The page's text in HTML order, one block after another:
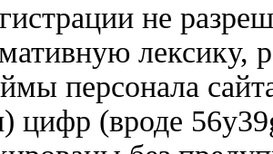
не
лексику,
персонала
цифр (вроде